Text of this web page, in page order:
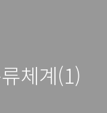
체계(1)